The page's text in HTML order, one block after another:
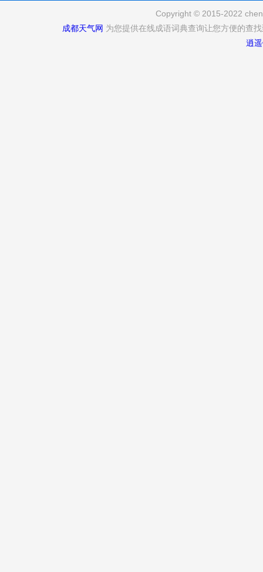
Copyright © 2015-2022
成都天气网 为您提供在线成语词典查询让您方便的查
逍